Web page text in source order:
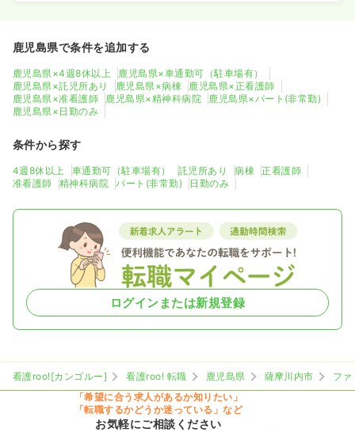
鹿児島県で条件を追加する
鹿児島県×4週8休以上
鹿児島県×車通勤可（駐車場有）
鹿児島県×託児所あり
鹿児島県×病棟
鹿児島県×正看護師
鹿児島県×准看護師
鹿児島県×精神科病院
鹿児島県×パート(非常勤)
鹿児島県×日勤のみ
条件から探す
4週8休以上 車通勤可（駐車場有） 託児所あり 病棟
正看護師
准看護師
精神科病院 パート(非常勤) 日勤のみ
ログインまたは新規登録
看護roo![カンゴルー] 看護roo! 転職 鹿児島県 薩摩川内市
フ
「希望に合う求人があるか知りたい」
「転職するかどうか迷っている」など
お気軽にご相談ください